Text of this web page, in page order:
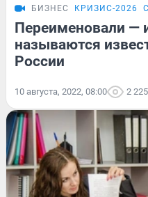
БИЗНЕС КРИЗИС-2026
Переименовали —
называются
России
10 августа, 2022, 08:00 2 225